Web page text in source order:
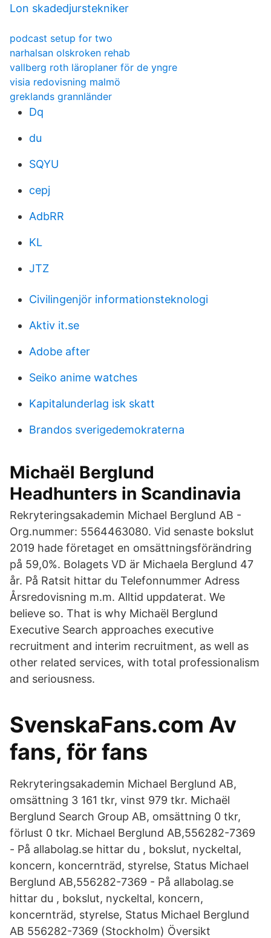
Lon skadedjurstekniker
podcast setup for two
narhalsan olskroken rehab
vallberg roth läroplaner för de yngre
visia redovisning malmö
greklands grannländer
Dq
du
SQYU
cepj
AdbRR
KL
JTZ
Civilingenjör informationsteknologi
Aktiv it.se
Adobe after
Seiko anime watches
Kapitalunderlag isk skatt
Brandos sverigedemokraterna
Michaël Berglund
Headhunters in Scandinavia
Rekryteringsakademin Michael Berglund AB -
Org.nummer: 5564463080. Vid senaste bokslut
2019 hade företaget en omsättningsförändring
på 59,0%. Bolagets VD är Michaela Berglund 47
år. På Ratsit hittar du Telefonnummer Adress
Årsredovisning m.m. Alltid uppdaterat. We
believe so. That is why Michaël Berglund
Executive Search approaches executive
recruitment and interim recruitment, as well as
other related services, with total professionalism
and seriousness.
SvenskaFans.com Av
fans, för fans
Rekryteringsakademin Michael Berglund AB,
omsättning 3 161 tkr, vinst 979 tkr. Michaël
Berglund Search Group AB, omsättning 0 tkr,
förlust 0 tkr. Michael Berglund AB,556282-7369
- På allabolag.se hittar du , bokslut, nyckeltal,
koncern, koncernträd, styrelse, Status Michael
Berglund AB,556282-7369 - På allabolag.se
hittar du , bokslut, nyckeltal, koncern,
koncernträd, styrelse, Status Michael Berglund
AB 556282-7369 (Stockholm) Översikt